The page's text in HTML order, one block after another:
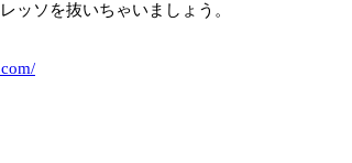
ッソを抜いちゃいましょう。